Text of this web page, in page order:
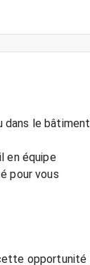
dans le bâtiment
en équipe
pour vous